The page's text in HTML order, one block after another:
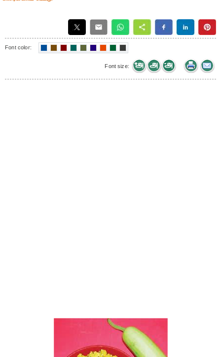
Font color:
Font size: